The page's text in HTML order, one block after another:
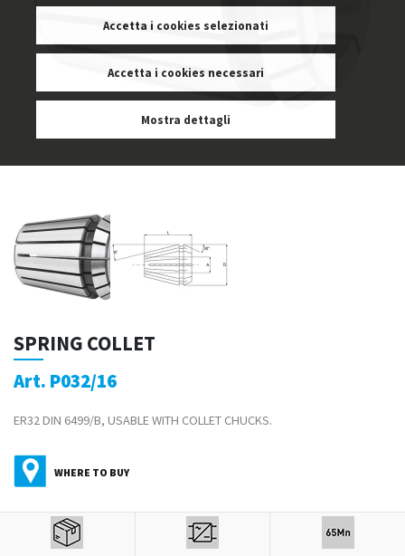
Accetta i cookies selezionati
Accetta i cookies necessari
Mostra dettagli
SPRING COLLET
Art. P032/16
ER32 DIN 6499/B, USABLE WITH COLLET CHUCKS.
WHERE TO BUY